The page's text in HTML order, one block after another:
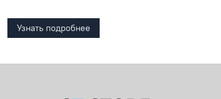
Узнать подробнее